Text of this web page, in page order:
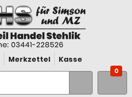
Merkzettel Kasse
0